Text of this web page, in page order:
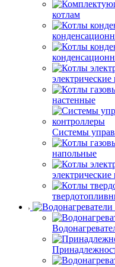
котлам
настенные
Системы
напольные